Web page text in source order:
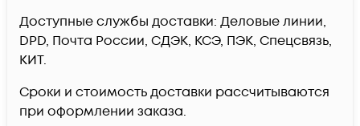
Доступные службы доставки: Деловые линии,
DPD, Почта России, СДЭК, КСЭ, ПЭК, Спецсвязь,
КИТ.
Сроки и стоимость доставки рассчитываются
при оформлении заказа.